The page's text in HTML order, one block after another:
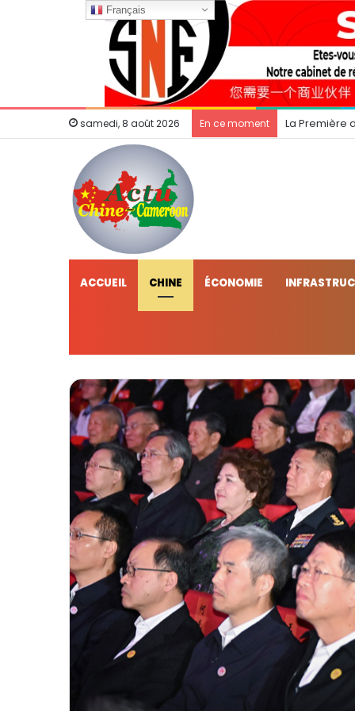
samedi, 8 août 2026 En ce moment La Première
ACCUEIL CHINE ÉCONOMIE
Français